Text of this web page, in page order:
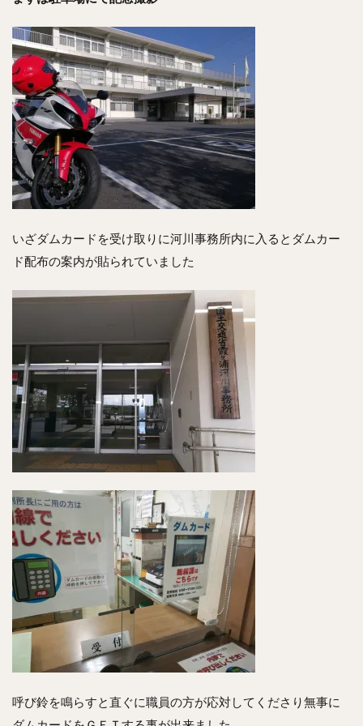
いざダムカードを受け取りに河川事務所内に入るとダムカー
ド配布の案内が貼られていました
呼び鈴を鳴らすと直ぐに職員の方が応対してくださり無事に